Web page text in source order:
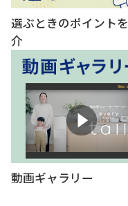
「浄水型」の特徴は？
サーバー取扱動画